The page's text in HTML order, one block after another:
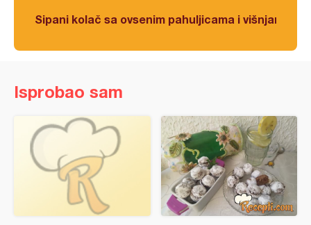
Sipani kolač sa ovsenim pahuljicama i višnjama
Isprobao sam